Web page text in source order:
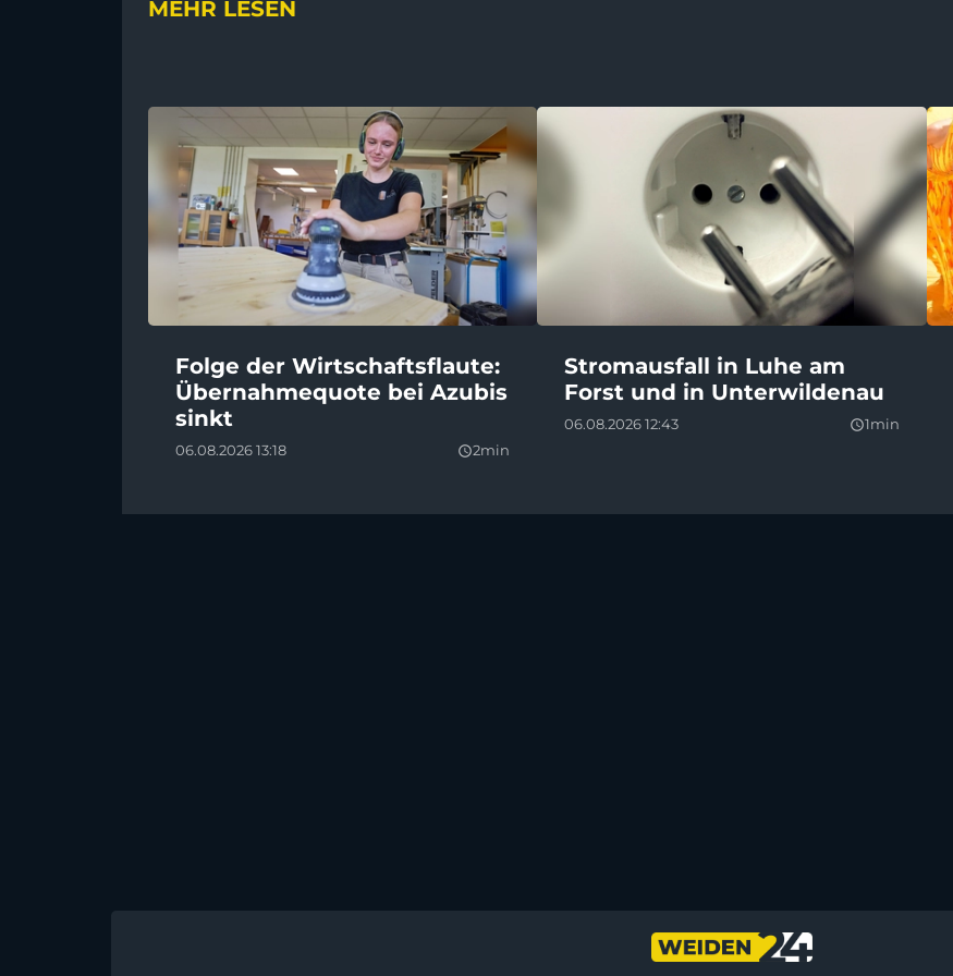
MEHR LESEN
Folge der Wirtschaftsflaute:
Übernahmequote bei Azubis
sinkt
06.08.2026 13:18 query_builder2min
Stromausfall in Luhe am
Forst und in Unterwildenau
06.08.2026 12:43 query_builder1min